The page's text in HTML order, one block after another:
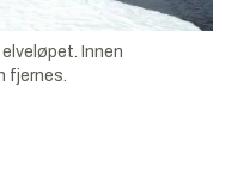
Innen
fjernes.